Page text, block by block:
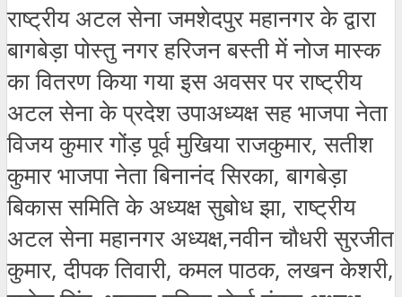
राष्ट्रीय अटल सेना जमशेदपुर महानगर के द्वारा
बागबेड़ा पोस्तु नगर हरिजन बस्ती में नोज मास्क
का वितरण किया गया इस अवसर पर राष्ट्रीय
अटल सेना के प्रदेश उपाअध्यक्ष सह भाजपा नेता
विजय कुमार गोंड़ पूर्व मुखिया राजकुमार, सतीश
कुमार भाजपा नेता बिनानंद सिरका, बागबेड़ा
बिकास समिति के अध्यक्ष सुबोध झा, राष्ट्रीय
अटल सेना महानगर अध्यक्ष,नवीन चौधरी सुरजीत
कुमार, दीपक तिवारी, कमल पाठक, लखन केशरी,